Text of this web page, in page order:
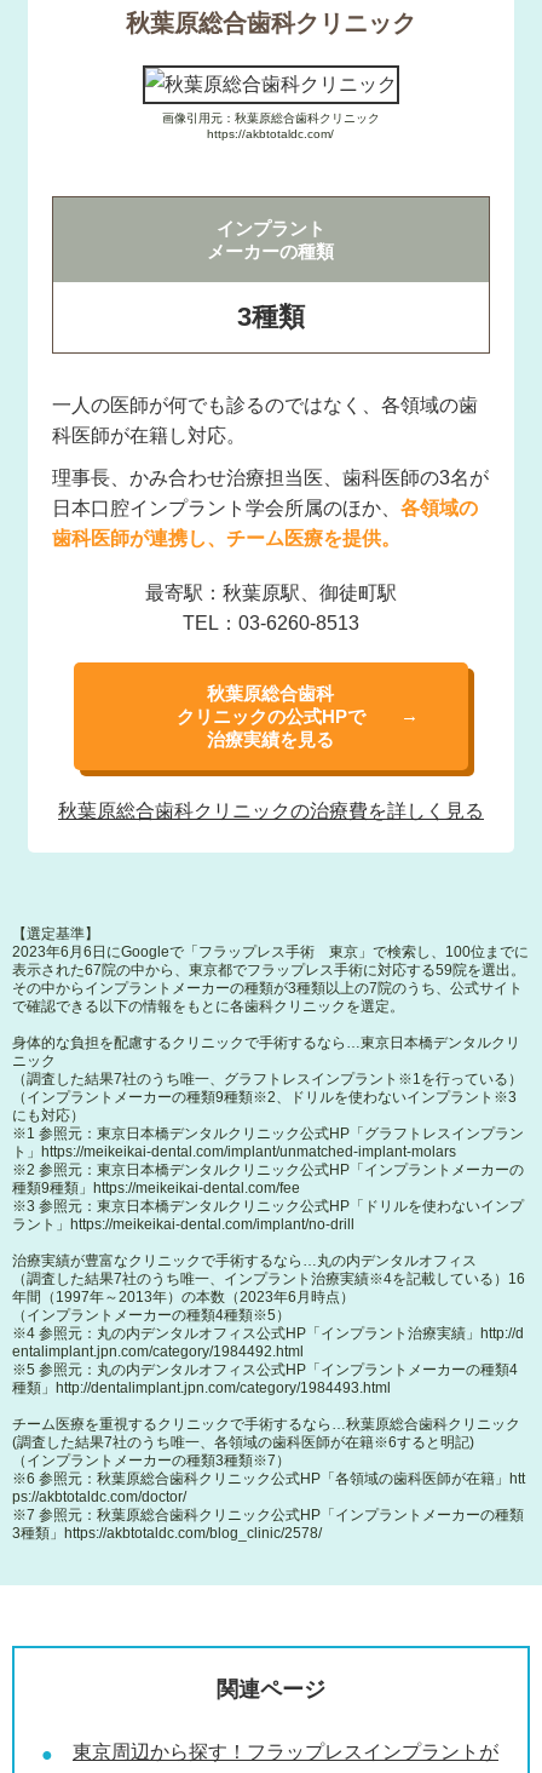
秋葉原総合歯科クリニック
画像引用元：秋葉原総合歯科クリニック
https://akbtotaldc.com/
インプラント
メーカーの種類
3種類
一人の医師が何でも診るのではなく、各領域の歯
科医師が在籍し対応。
理事長、かみ合わせ治療担当医、歯科医師の3名が
日本口腔インプラント学会所属のほか、 各領域の
歯科医師が連携し、チーム医療を提供。
最寄駅：秋葉原駅、御徒町駅
TEL：03-6260-8513
秋葉原総合歯科
クリニックの公式HPで
治療実績を見る
秋葉原総合歯科クリニックの治療費を詳しく見る
【選定基準】
2023年6月6日にGoogleで「フラップレス手術 東京」で検索し、100位までに
表示された67院の中から、東京都でフラップレス手術に対応する59院を選出。
その中からインプラントメーカーの種類が3種類以上の7院のうち、公式サイト
で確認できる以下の情報をもとに各歯科クリニックを選定。
身体的な負担を配慮するクリニックで手術するなら…東京日本橋デンタルクリ
ニック
（調査した結果7社のうち唯一、グラフトレスインプラント※1を行っている）
（インプラントメーカーの種類9種類※2、ドリルを使わないインプラント※3
にも対応）
※1 参照元：東京日本橋デンタルクリニック公式HP「グラフトレスインプラン
ト」 https://meikeikai-dental.com/implant/unmatched-implant-molars
※2 参照元：東京日本橋デンタルクリニック公式HP「インプラントメーカーの
種類9種類」 https://meikeikai-dental.com/fee
※3 参照元：東京日本橋デンタルクリニック公式HP「ドリルを使わないインプ
ラント」 https://meikeikai-dental.com/implant/no-drill
治療実績が豊富なクリニックで手術するなら…丸の内デンタルオフィス
（調査した結果7社のうち唯一、インプラント治療実績※4を記載している）16
年間（1997年～2013年）の本数（2023年6月時点）
（インプラントメーカーの種類4種類※5）
※4 参照元：丸の内デンタルオフィス公式HP「インプラント治療実績」 http://d
entalimplant.jpn.com/category/1984492.html
※5 参照元：丸の内デンタルオフィス公式HP「インプラントメーカーの種類4
種類」 http://dentalimplant.jpn.com/category/1984493.html
チーム医療を重視するクリニックで手術するなら…秋葉原総合歯科クリニック
(調査した結果7社のうち唯一、各領域の歯科医師が在籍※6すると明記)
（インプラントメーカーの種類3種類※7）
※6 参照元：秋葉原総合歯科クリニック公式HP「各領域の歯科医師が在籍」 htt
ps://akbtotaldc.com/doctor/
※7 参照元：秋葉原総合歯科クリニック公式HP「インプラントメーカーの種類
3種類」 https://akbtotaldc.com/blog_clinic/2578/
関連ページ
東京周辺から探す！フラップレスインプラントが